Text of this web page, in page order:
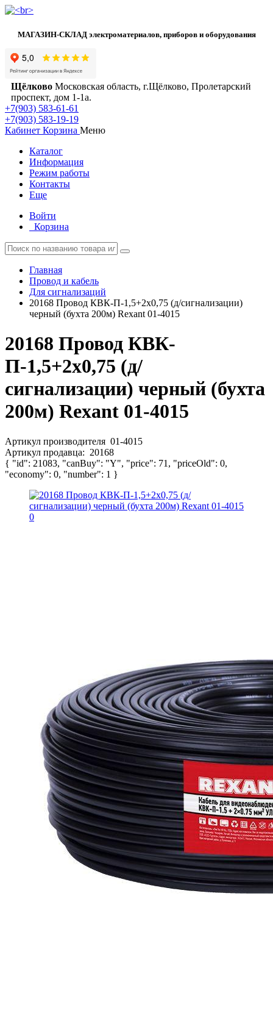
МАГАЗИН-СКЛАД электроматериалов, приборов и оборудования
Щёлково Московская область, г.Щёлково, Пролетарский
проспект, дом 1‑1а.
+7(903) 583-61-61
+7(903) 583-19-19
Кабинет Корзина Меню
Каталог
Информация
Режим работы
Контакты
Еще
Войти
Корзина
Главная
Провод и кабель
Для сигнализаций
20168 Провод КВК-П-1,5+2х0,75 (д/сигнализации)
черный (бухта 200м) Rexant 01-4015
20168 Провод КВК-
П-1,5+2х0,75 (д/
сигнализации) черный (бухта
200м) Rexant 01-4015
Артикул производителя 01-4015
Артикул продавца: 20168
{ "id": 21083, "canBuy": "Y", "price": 71, "priceOld": 0,
"economy": 0, "number": 1 }